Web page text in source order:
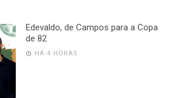
Edevaldo, de Campos para a Copa
de 82
HÁ 4 HORAS